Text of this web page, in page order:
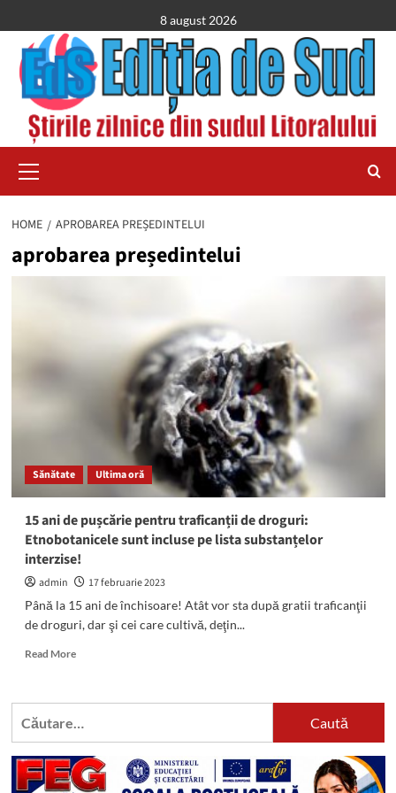
to
content
8 august 2026
Menu
HOME APROBAREA PREȘEDINTELUI
aprobarea președintelui
Sănătate Ultima oră
15 ani de pușcărie pentru traficanții de droguri:
Etnobotanicele sunt incluse pe lista substanțelor
interzise!
admin
17 februarie 2023
Până la 15 ani de închisoare! Atât vor sta după gratii traficanţii
de droguri, dar şi cei care cultivă, deţin...
Read MoreRead
15
pentru
traficanții
Caută